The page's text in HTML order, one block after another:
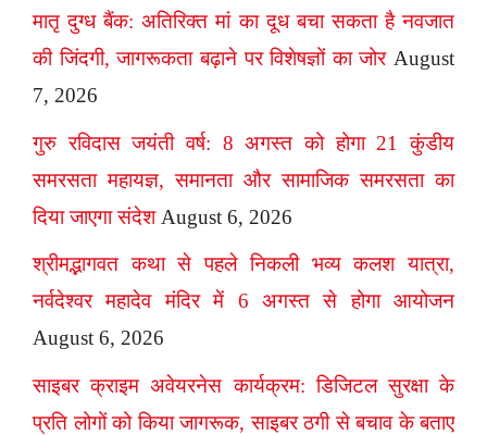
मातृ दुग्ध बैंक: अतिरिक्त मां का दूध बचा सकता है नवजात
की जिंदगी, जागरूकता बढ़ाने पर विशेषज्ञों का जोर August
7, 2026
गुरु रविदास जयंती वर्ष: 8 अगस्त को होगा 21 कुंडीय
समरसता महायज्ञ, समानता और सामाजिक समरसता का
दिया जाएगा संदेश August 6, 2026
श्रीमद्भागवत कथा से पहले निकली भव्य कलश यात्रा,
नर्वदेश्वर महादेव मंदिर में 6 अगस्त से होगा आयोजन
August 6, 2026
साइबर क्राइम अवेयरनेस कार्यक्रम: डिजिटल सुरक्षा के
प्रति लोगों को किया जागरूक, साइबर ठगी से बचाव के बताए